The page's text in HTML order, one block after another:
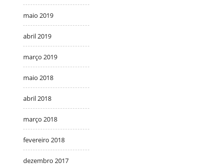
maio 2019
abril 2019
março 2019
maio 2018
abril 2018
março 2018
fevereiro 2018
dezembro 2017